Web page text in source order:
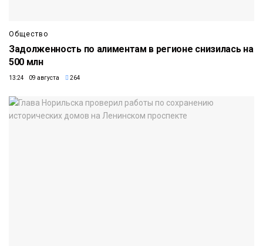
Общество
Задолженность по алиментам в регионе снизилась на
500 млн
13:24 09 августа 264